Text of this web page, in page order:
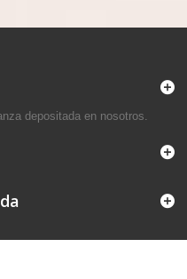
depositada en nosotros.